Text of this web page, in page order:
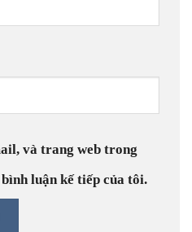
và trang web trong
luận kế tiếp của tôi.